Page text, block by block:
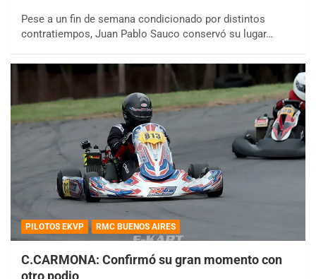
Pese a un fin de semana condicionado por distintos
contratiempos, Juan Pablo Sauco conservó su lugar…
PILOTOS EKVP RMC BUENOS AIRES
C.CARMONA: Confirmó su gran momento con
otro podio